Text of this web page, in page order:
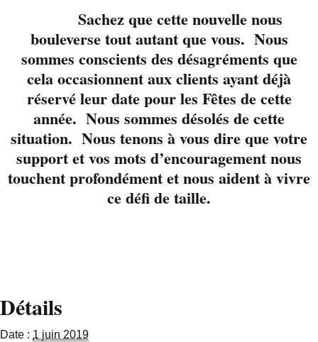
DesRobertsnous
reviennent pour un
exquis samedi sur la
terrasse. On ne se lasse
pas de les entendre. Ils
nous charment avec
un répertoire intimiste
et chaleureux. À
marquer à votre
calendrier. Réservez
Détails
Date : 1 juin 2019
Sachez que cette nouvelle nous
bouleverse tout autant que vous. Nous
sommes conscients des désagréments que
cela occasionnent aux clients ayant déjà
réservé leur date pour les Fêtes de cette
année. Nous sommes désolés de cette
situation. Nous tenons à vous dire que votre
support et vos mots d’encouragement nous
touchent profondément et nous aident à vivre
ce défi de taille.